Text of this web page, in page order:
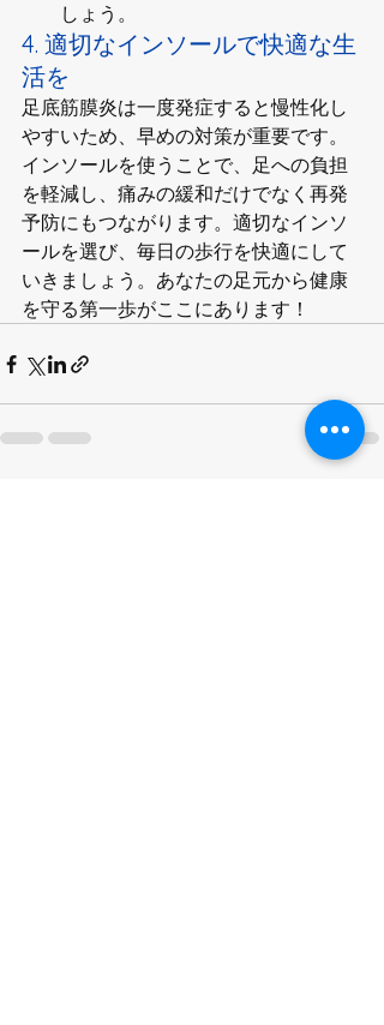
しょう。
4. 適切なインソールで快適な生
活を
足底筋膜炎は一度発症すると慢性化し
やすいため、早めの対策が重要です。
インソールを使うことで、足への負担
を軽減し、痛みの緩和だけでなく再発
予防にもつながります。適切なインソ
ールを選び、毎日の歩行を快適にして
いきましょう。あなたの足元から健康
を守る第一歩がここにあります！